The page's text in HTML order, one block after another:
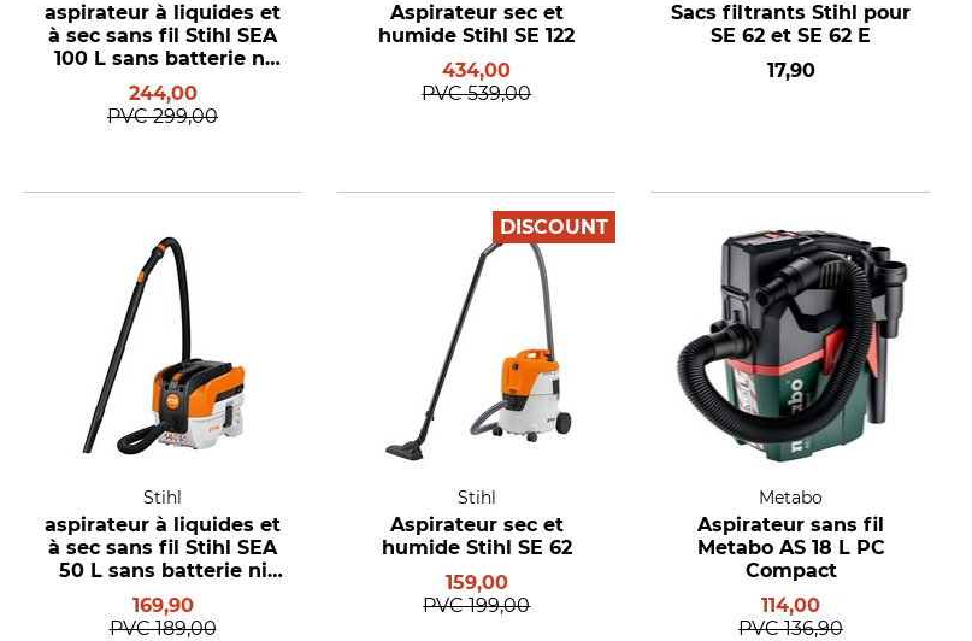
aspirateur à liquides et
à sec sans fil Stihl SEA
100 L sans batterie ni
chargeur
244,00
PVC 299,00
Aspirateur sec et
humide Stihl SE 122
434,00
PVC 539,00
Sacs filtrants Stihl pour
SE 62 et SE 62 E
17,90
Stihl
aspirateur à liquides et
à sec sans fil Stihl SEA
50 L sans batterie ni
chargeur
169,90
PVC 189,00
DISCOUNT
Stihl
Aspirateur sec et
humide Stihl SE 62
159,00
PVC 199,00
Metabo
Aspirateur sans fil
Metabo AS 18 L PC
Compact
114,00
PVC 136,90